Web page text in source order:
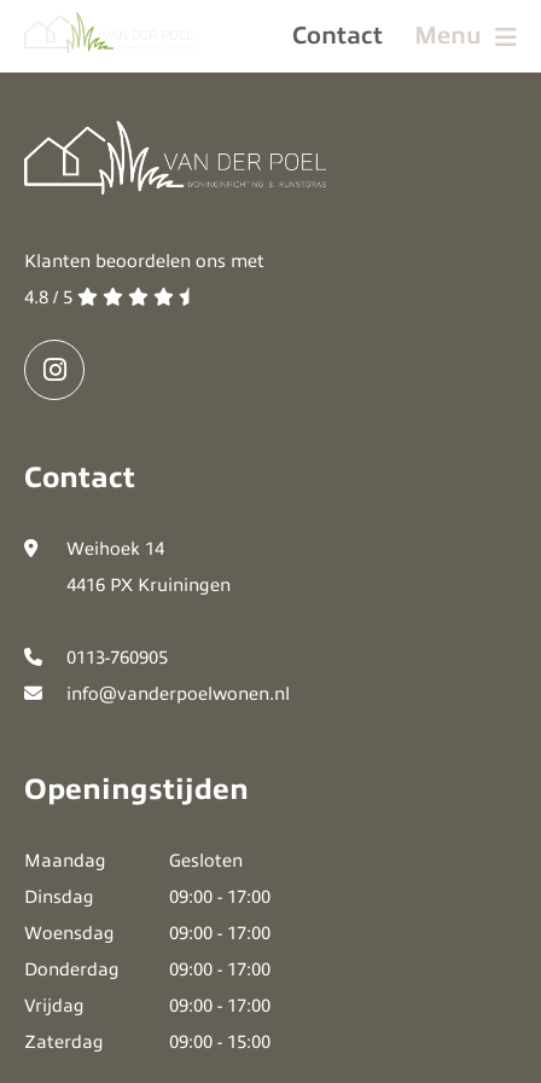
Contact Menu
Klanten beoordelen ons met
4.8 / 5
Contact
Weihoek 14
4416 PX Kruiningen
0113-760905
info@vanderpoelwonen.nl
Openingstijden
Maandag
Gesloten
Dinsdag
09:00 - 17:00
Woensdag
09:00 - 17:00
Donderdag
09:00 - 17:00
Vrijdag
09:00 - 17:00
Zaterdag
09:00 - 15:00